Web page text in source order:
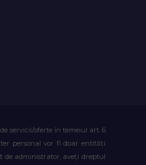
servicii/oferte în temeiul art. 6
personal vor fi doar entități
de administrator, aveți dreptul